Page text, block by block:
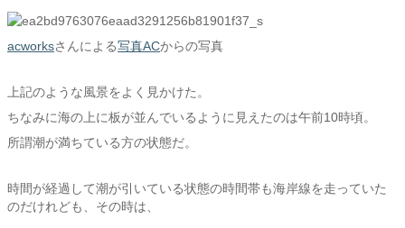
acworksさんによる写真ACからの写真
上記のような風景をよく見かけた。
ちなみに海の上に板が並んでいるように見えたのは午前10時頃。
所謂潮が満ちている方の状態だ。
時間が経過して潮が引いている状態の時間帯も海岸線を走っていた
のだけれども、その時は、